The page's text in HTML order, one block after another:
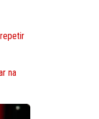
na